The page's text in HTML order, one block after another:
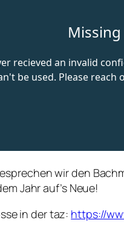
wir den
Jahr auf’s Neue!
in der taz: https://